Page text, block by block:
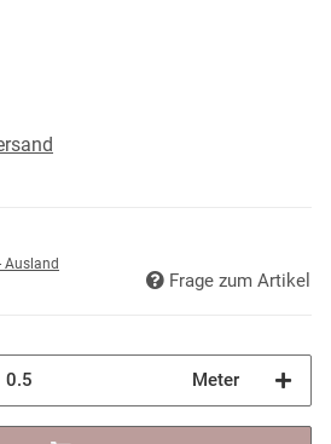
Ausland
Frage zum Artikel
Meter